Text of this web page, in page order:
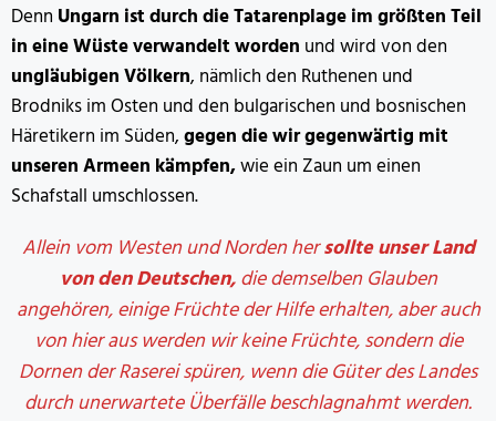
Denn Ungarn ist durch die Tatarenplage im größten Teil
in eine Wüste verwandelt worden und wird von den
ungläubigen Völkern, nämlich den Ruthenen und
Brodniks im Osten und den bulgarischen und bosnischen
Häretikern im Süden,gegen die wir gegenwärtig mit
unseren Armeen kämpfen,wie ein Zaun um einen
Schafstall umschlossen.
Allein vom Westen und Norden hersollte unser Land
von den Deutschen,die demselben Glauben
angehören, einige Früchte der Hilfe erhalten, aber auch
von hier aus werden wir keine Früchte, sondern die
Dornen der Raserei spüren, wenn die Güter des Landes
durch unerwartete Überfälle beschlagnahmt werden.